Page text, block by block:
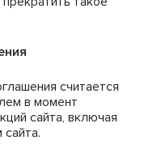
считается
в момент
сайта, включая